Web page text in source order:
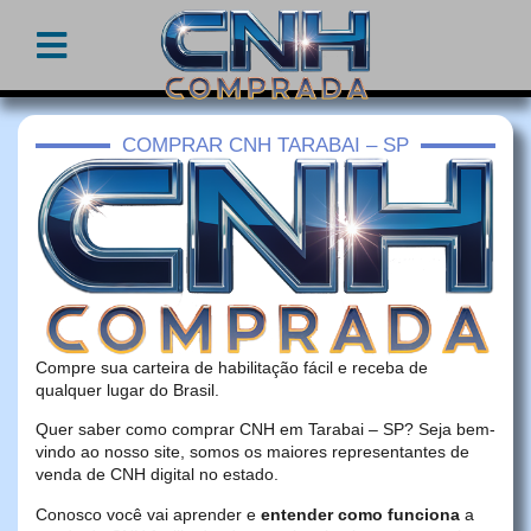
COMPRAR CNH TARABAI – SP
Compre sua carteira de habilitação fácil e receba de
qualquer lugar do Brasil.
Quer saber como comprar CNH em Tarabai – SP? Seja bem-
vindo ao nosso site, somos os maiores representantes de
venda de CNH digital no estado.
Conosco você vai aprender e entender como funciona a